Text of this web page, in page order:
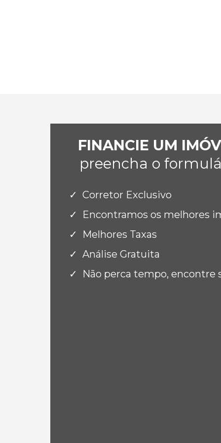
FINANCIE UM
preencha o
Corretor Exclusivo
Encontramos os melhores
Melhores Taxas
Análise Gratuita
Não perca tempo, encontre